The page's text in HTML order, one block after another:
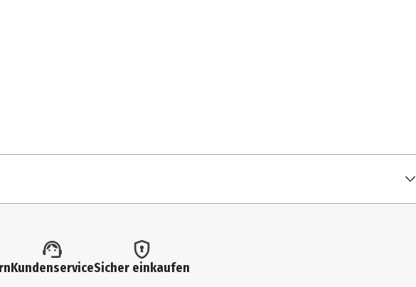
KundenserviceSicher einkaufen